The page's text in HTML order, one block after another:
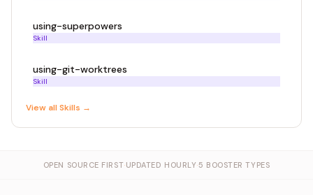
using-superpowers
Skill
using-git-worktrees
Skill
View allSkills →
OPEN SOURCE FIRST·UPDATED HOURLY·5 BOOSTER TYPES